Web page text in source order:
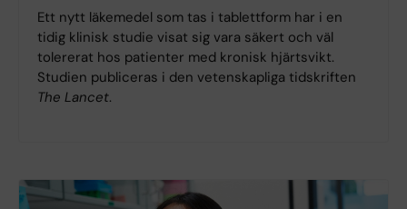
Ett nytt läkemedel som tas i tablettform har i en
tidig klinisk studie visat sig vara säkert och väl
tolererat hos patienter med kronisk hjärtsvikt.
Studien publiceras i den vetenskapliga tidskriften
The Lancet.